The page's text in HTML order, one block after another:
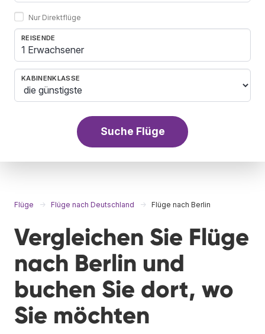
Nur Direktflüge
REISENDE
1 Erwachsener
KABINENKLASSE
Suche Flüge
Flüge Flüge nach Deutschland Flüge nach Berlin
Vergleichen Sie Flüge
nach Berlin und
buchen Sie dort, wo
Sie möchten